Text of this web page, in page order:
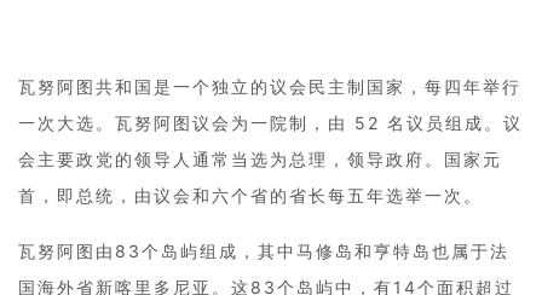
瓦努阿图共和国是一个独立的议会民主制国家，每四年举行
一次大选。瓦努阿图议会为一院制，由 52 名议员组成。议
会主要政党的领导人通常当选为总理，领导政府。国家元
首，即总统，由议会和六个省的省长每五年选举一次。
瓦努阿图由83个岛屿组成，其中马修岛和亨特岛也属于法
国海外省新喀里多尼亚。这83个岛屿中，有14个面积超过